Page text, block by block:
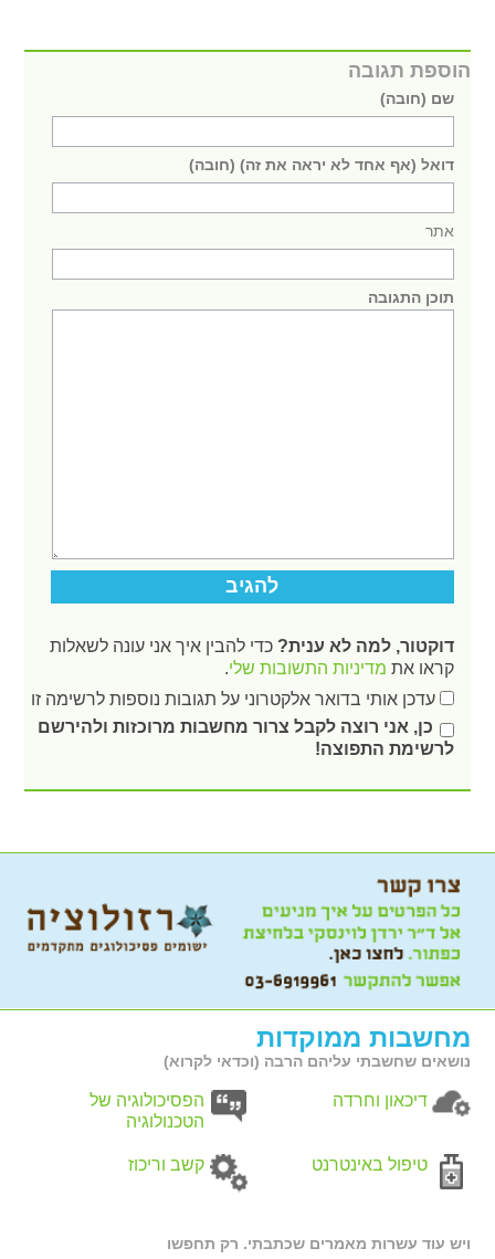
הוספת תגובה
שם (חובה)
דואל (אף אחד לא יראה את זה) (חובה)
אתר
תוכן התגובה
דוקטור, למה לא ענית? כדי להבין איך אני עונה לשאלות
קראו את מדיניות התשובות שלי.
עדכן אותי בדואר אלקטרוני על תגובות נוספות לרשימה זו
כן, אני רוצה לקבל צרור מחשבות מרוכזות ולהירשם
לרשימת התפוצה!
מחשבות ממוקדות
נושאים שחשבתי עליהם הרבה (וכדאי לקרוא)
דיכאון וחרדה
הפסיכולוגיה של
הטכנולוגיה
טיפול באינטרנט קשב וריכוז
ויש עוד עשרות מאמרים שכתבתי. רק תחפשו